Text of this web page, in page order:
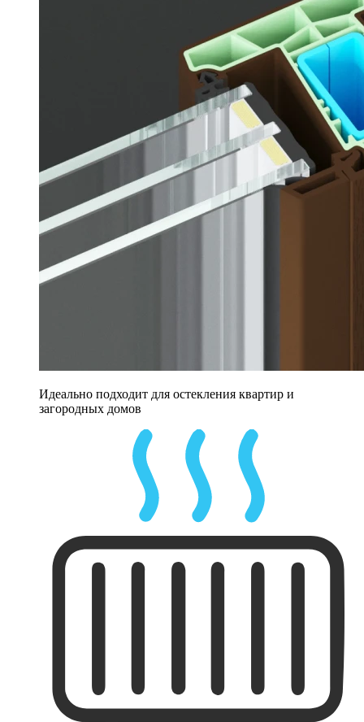
Идеально подходит для остекления квартир и
загородных домов